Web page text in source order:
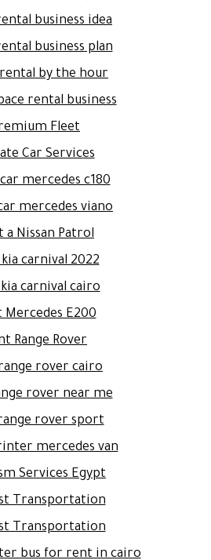
business idea
business plan
by the hour
rental business
Fleet
Car Services
mercedes c180
mercedes viano
a Nissan Patrol
carnival 2022
carnival cairo
Mercedes E200
Range Rover
rover cairo
rover near me
rover sport
mercedes van
Services Egypt
Transportation
Transportation
bus for rent in cairo